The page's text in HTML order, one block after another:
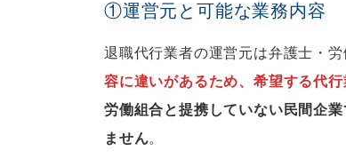
①運営元と可能な業務内容
退職代行業者の運営元は弁護士・
容に違いがあるため、希望する代
労働組合と提携していない民間企
ません。